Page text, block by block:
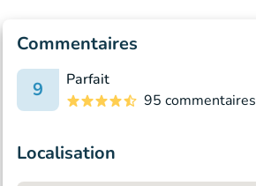
Commentaires
9
Parfait
95 commentaires
Localisation